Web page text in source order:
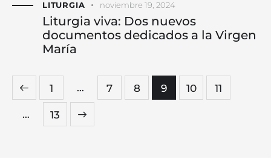
LITURGIA noviembre 19, 2024
Liturgia viva: Dos nuevos
documentos dedicados a la Virgen
María
1 … 7 8 9 10 11
… 13
>